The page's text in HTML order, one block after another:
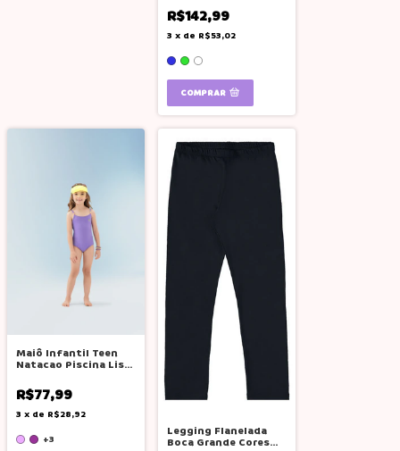
Dinossauro
R$142,99
3 x de R$53,02
COMPRAR
Maiô Infantil Teen
Natacao Piscina Liso
R$77,99
3 x de R$28,92
+3
Legging Flanelada
Boca Grande Cores